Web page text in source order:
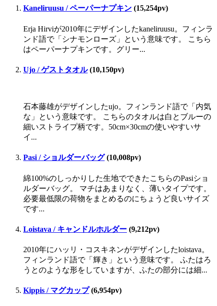
Kaneliruusu / ペーパーナプキン (15,254pv)
Erja Hirviが2010年にデザインしたkaneliruusu。フィンラ
ンド語で「シナモンローズ」という意味です。 こちら
はペーパーナプキンです。グリー...
Ujo / ゲストタオル(10,150pv)
石本藤雄がデザインしたujo。フィンランド語で「内気
な」という意味です。 こちらのタオルは白とブルーの
細いストライプ柄です。50cm×30cmの使いやすいサ
イ...
Pasi / ショルダーバッグ(10,008pv)
綿100%のしっかりした生地でできたこちらのPasiショ
ルダーバッグ。 マチはあまりなく、薄いタイプです。
必要最低限の荷物をまとめるのにちょうど良いサイズ
です...
Loistava / キャンドルホルダー (9,212pv)
2010年にハッリ・コスキネンがデザインしたloistava。
フィンランド語で「輝き」という意味です。 ふたはろ
うとのような形をしていますが、ふたの部分には細...
Kippis / マグカップ(6,954pv)